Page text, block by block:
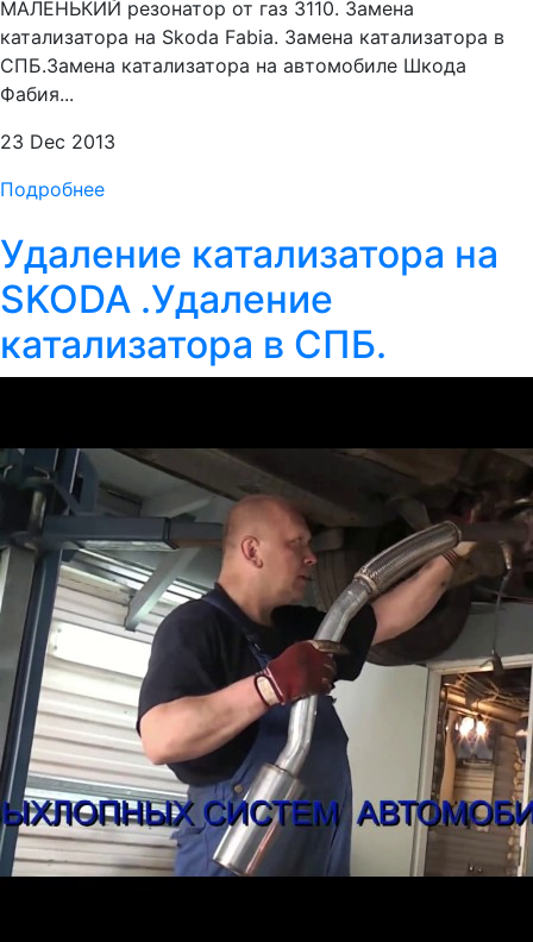
МАЛЕНЬКИЙ резонатор от газ 3110. Замена
катализатора на Skoda Fabia. Замена катализатора в
СПБ.Замена катализатора на автомобиле Шкода
Фабия...
23 Dec 2013
Подробнее
Удаление катализатора на
SKODA .Удаление
катализатора в СПБ.